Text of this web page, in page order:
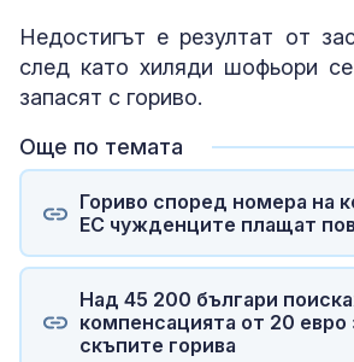
Недостигът е резултат от
след като хиляди шофьори
запасят с гориво.
Още по темата
Гориво според номера на
ЕС чужденците плащат
Над 45 200 българи
компенсацията от 20 евро
скъпите горива